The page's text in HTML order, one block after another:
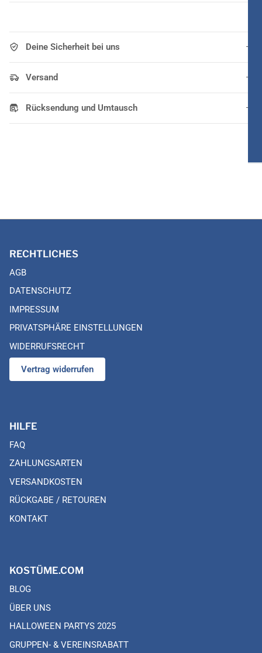
Deine Sicherheit bei uns
Versand
Rücksendung und Umtausch
RECHTLICHES
AGB
DATENSCHUTZ
IMPRESSUM
PRIVATSPHÄRE EINSTELLUNGEN
WIDERRUFSRECHT
Vertrag widerrufen
HILFE
FAQ
ZAHLUNGSARTEN
VERSANDKOSTEN
RÜCKGABE / RETOUREN
KONTAKT
KOSTÜME.COM
BLOG
ÜBER UNS
HALLOWEEN PARTYS 2025
GRUPPEN- & VEREINSRABATT